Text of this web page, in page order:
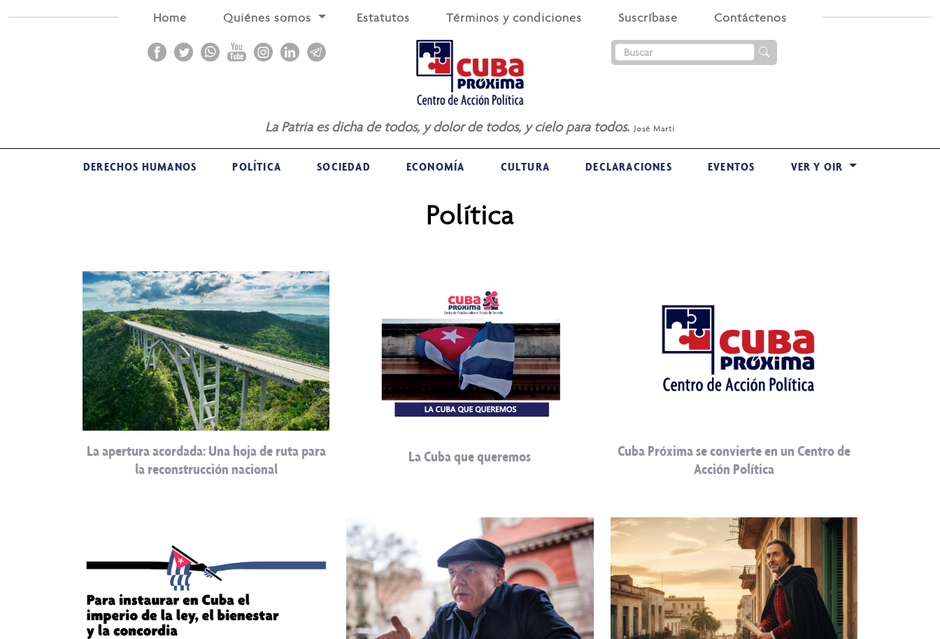
Home Quiénes somos Estatutos Términos y condiciones Suscríbase Contáctenos
La Patria es dicha de todos, y dolor de todos, y cielo para todos. José Martí
DERECHOS HUMANOS POLÍTICA SOCIEDAD ECONOMÍA CULTURA DECLARACIONES EVENTOS VER Y OIR
Política
La apertura acordada: Una hoja de ruta para
la reconstrucción nacional
La Cuba que queremos
Cuba Próxima se convierte en un Centro de
Acción Política